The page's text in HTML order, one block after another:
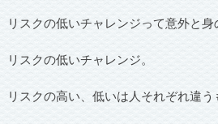
リスクの低いチャレンジって意外と身
リスクの低いチャレンジ。
リスクの高い、低いは人それぞれ違う